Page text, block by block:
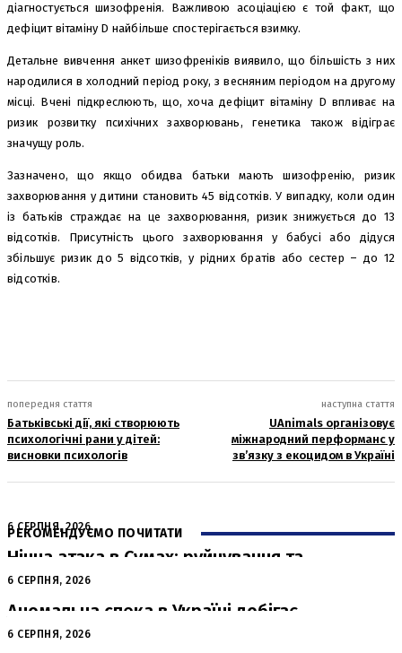
діагностується шизофренія. Важливою асоціацією є той факт, що
дефіцит вітаміну D найбільше спостерігається взимку.
Детальне вивчення анкет шизофреніків виявило, що більшість з них
народилися в холодний період року, з весняним періодом на другому
місці. Вчені підкреслюють, що, хоча дефіцит вітаміну D впливає на
ризик розвитку психічних захворювань, генетика також відіграє
значущу роль.
Зазначено, що якщо обидва батьки мають шизофренію, ризик
захворювання у дитини становить 45 відсотків. У випадку, коли один
із батьків страждає на це захворювання, ризик знижується до 13
відсотків. Присутність цього захворювання у бабусі або дідуся
збільшує ризик до 5 відсотків, у рідних братів або сестер – до 12
відсотків.
попередня стаття
Батьківські дії, які створюють
психологічні рани у дітей:
висновки психологів
наступна стаття
UAnimals організовує
міжнародний перформанс у
зв’язку з екоцидом в Україні
РЕКОМЕНДУЄМО ПОЧИТАТИ
6 СЕРПНЯ, 2026
Нічна атака в Сумах: руйнування та
жертви від російських авіабомб
6 СЕРПНЯ, 2026
Аномальна спека в Україні добігає
кінця: очікується похолодання
6 СЕРПНЯ, 2026